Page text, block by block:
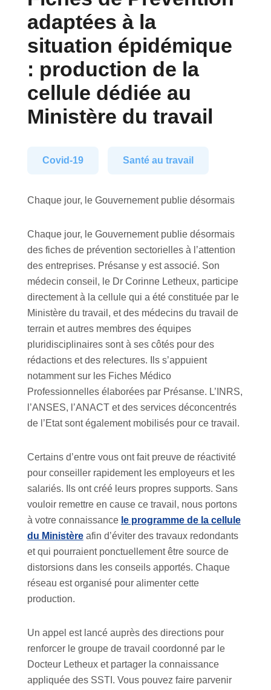
adaptées à la
situation épidémique
: production de la
cellule dédiée au
Ministère du travail
Covid-19 Santé au travail
Chaque jour, le Gouvernement publie désormais
Chaque jour, le Gouvernement publie désormais
des fiches de prévention sectorielles à l’attention
des entreprises. Présanse y est associé. Son
médecin conseil, le Dr Corinne Letheux, participe
directement à la cellule qui a été constituée par le
Ministère du travail, et des médecins du travail de
terrain et autres membres des équipes
pluridisciplinaires sont à ses côtés pour des
rédactions et des relectures. Ils s’appuient
notamment sur les Fiches Médico
Professionnelles élaborées par Présanse. L’INRS,
l’ANSES, l’ANACT et des services déconcentrés
de l’Etat sont également mobilisés pour ce travail.
Certains d’entre vous ont fait preuve de réactivité
pour conseiller rapidement les employeurs et les
salariés. Ils ont créé leurs propres supports. Sans
vouloir remettre en cause ce travail, nous portons
à votre connaissance le programme de la cellule
du Ministèreafin d’éviter des travaux redondants
et qui pourraient ponctuellement être source de
distorsions dans les conseils apportés. Chaque
réseau est organisé pour alimenter cette
production.
Un appel est lancé auprès des directions pour
renforcer le groupe de travail coordonné par le
Docteur Letheux et partager la connaissance
appliquée des SSTI. Vous pouvez faire parvenir